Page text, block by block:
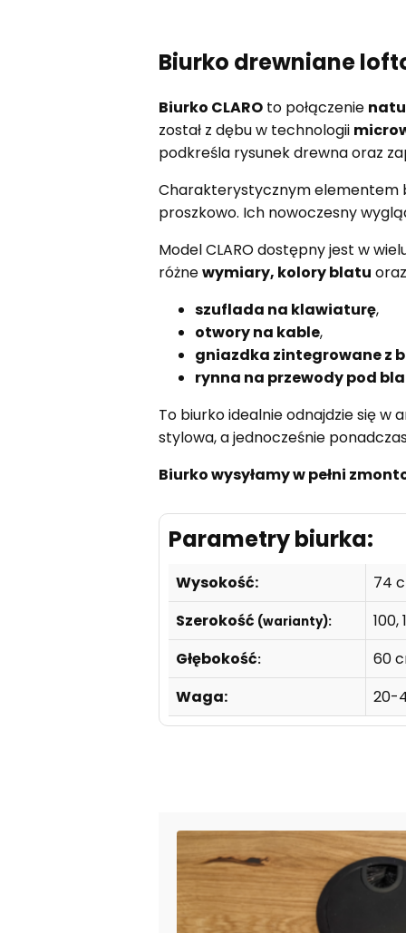
Biurko drewniane
Biurko CLAROto połączenie
został z dębu w technologii
podkreśla rysunek drewna oraz
Charakterystycznym elementem
proszkowo. Ich nowoczesny
Model CLARO dostępny jest w
różnewymiary, kolory blatu
szuflada na klawiaturę,
otwory na kable,
gniazdka zintegrowane z
rynna na przewody pod
To biurko idealnie odnajdzie się w
stylowa, a jednocześnie
Biurko wysyłamy w pełni
Parametry biurka:
Wysokość:
74
Szerokość (warianty):
100,
Głębokość:
60
Waga:
20-